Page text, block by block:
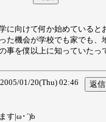
に向けて何か始めている
た機会が学校でも家でも
事を僕以上に知っていた
01/20(Thu) 02:46
す|ω･´)b